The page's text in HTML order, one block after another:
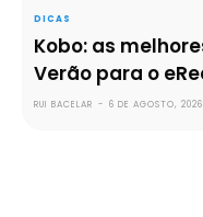
DICAS
Kobo: as
Verão para o
RUI BACELAR - 6 DE AGOSTO, 2026